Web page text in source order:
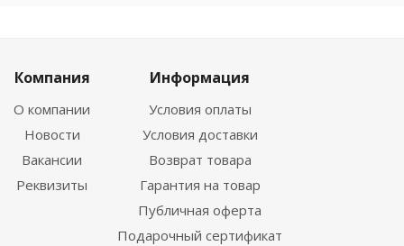
Компания
О компании
Новости
Вакансии
Реквизиты
Информация
Условия оплаты
Условия доставки
Возврат товара
Гарантия на товар
Публичная оферта
Подарочный сертификат